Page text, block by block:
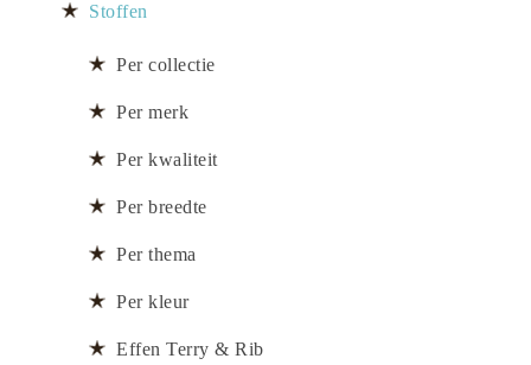
Stoffen
Per collectie
Per merk
Per kwaliteit
Per breedte
Per thema
Per kleur
Effen Terry & Rib